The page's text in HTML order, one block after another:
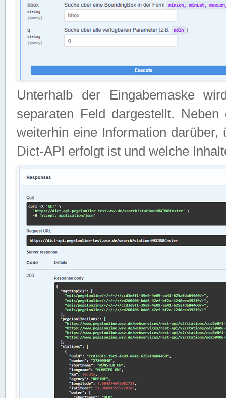
Unterhalb der Eingabemaske
separaten Feld dargestellt.
weiterhin eine Information
Dict-API erfolgt ist und welche